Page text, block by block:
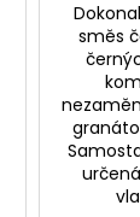
směs